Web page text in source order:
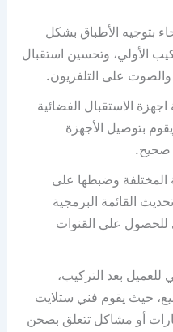
بتوجيه الأطباق بشكل
الأولي، وتحسين استقبال
على التلفزيون.
الاستقبال الفضائية
بتوصيل الأجهزة
صحيح.
المختلفة وضبطها على
القائمة البرمجية
للحصول على القنوات
للعميل بعد التركيب،
حيث يقوم فني ستلايت
أو مشاكل تتعلق بصحن